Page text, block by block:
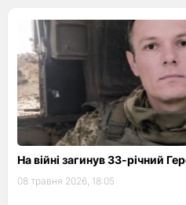
На війні загинув 33-річний
08 травня 2026, 18:05